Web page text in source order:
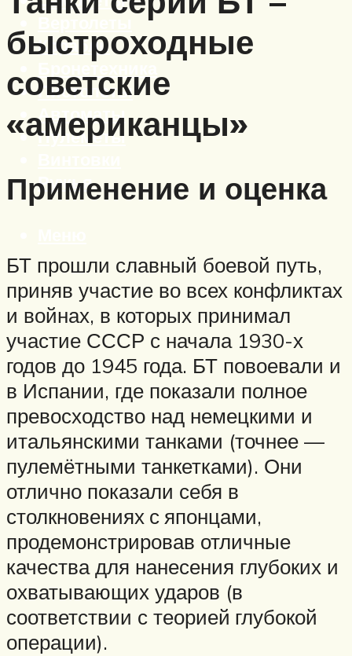
Корабли
Бронетехника
Пистолеты
Автоматы
Пулеметы
Ружья
быстроходные
советские
«американцы»
Применение и оценка
БТ прошли славный боевой путь,
приняв участие во всех конфликтах
и войнах, в которых принимал
участие СССР с начала 1930-х
годов до 1945 года. БТ повоевали и
в Испании, где показали полное
превосходство над немецкими и
итальянскими танками (точнее —
пулемётными танкетками). Они
отлично показали себя в
столкновениях с японцами,
продемонстрировав отличные
качества для нанесения глубоких и
охватывающих ударов (в
соответствии с теорией глубокой
операции).